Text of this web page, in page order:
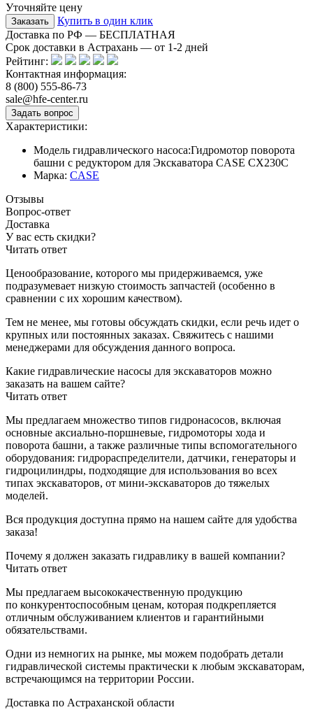
Уточняйте цену
Купить в один клик
Доставка по РФ — БЕСПЛАТНАЯ
Срок доставки в Астрахань — от 1-2 дней
Рейтинг:
Контактная информация:
8 (800) 555-86-73
sale@hfe-center.ru
Характеристики:
Модель гидравлического насоса:Гидромотор поворота
башни с редуктором для Экскаватора CASE CX230C
Марка: CASE
Отзывы
Вопрос-ответ
Доставка
У вас есть скидки?
Читать ответ
Ценообразование, которого мы придерживаемся, уже
подразумевает низкую стоимость запчастей (особенно в
сравнении с их хорошим качеством).
Тем не менее, мы готовы обсуждать скидки, если речь идет о
крупных или постоянных заказах. Свяжитесь с нашими
менеджерами для обсуждения данного вопроса.
Какие гидравлические насосы для экскаваторов можно
заказать на вашем сайте?
Читать ответ
Мы предлагаем множество типов гидронасосов, включая
основные аксиально-поршневые, гидромоторы хода и
поворота башни, а также различные типы вспомогательного
оборудования: гидрораспределители, датчики, генераторы и
гидроцилиндры, подходящие для использования во всех
типах экскаваторов, от мини-экскаваторов до тяжелых
моделей.
Вся продукция доступна прямо на нашем сайте для удобства
заказа!
Почему я должен заказать гидравлику в вашей компании?
Читать ответ
Мы предлагаем высококачественную продукцию
по конкурентоспособным ценам, которая подкрепляется
отличным обслуживанием клиентов и гарантийными
обязательствами.
Одни из немногих на рынке, мы можем подобрать детали
гидравлической системы практически к любым экскаваторам,
встречающимся на территории России.
Доставка по Астраханской области